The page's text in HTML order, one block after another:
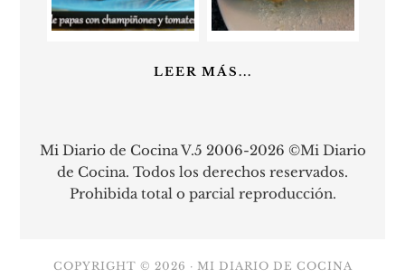
LEER MÁS...
Mi Diario de Cocina V.5 2006-2026 ©Mi Diario
de Cocina. Todos los derechos reservados.
Prohibida total o parcial reproducción.
COPYRIGHT © 2026 · MI DIARIO DE COCINA